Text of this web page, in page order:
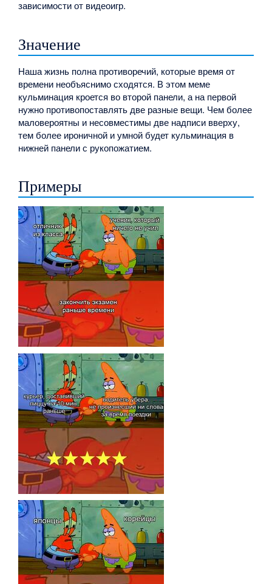
зависимости от видеоигр.
Значение
Наша жизнь полна противоречий, которые время от
времени необъяснимо сходятся. В этом меме
кульминация кроется во второй панели, а на первой
нужно противопоставлять две разные вещи. Чем более
маловероятны и несовместимы две надписи вверху,
тем более ироничной и умной будет кульминация в
нижней панели с рукопожатием.
Примеры